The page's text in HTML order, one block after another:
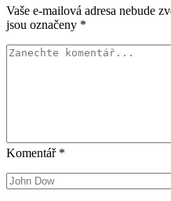
Vaše e-mailová adresa nebude
jsou označeny *
Komentář *